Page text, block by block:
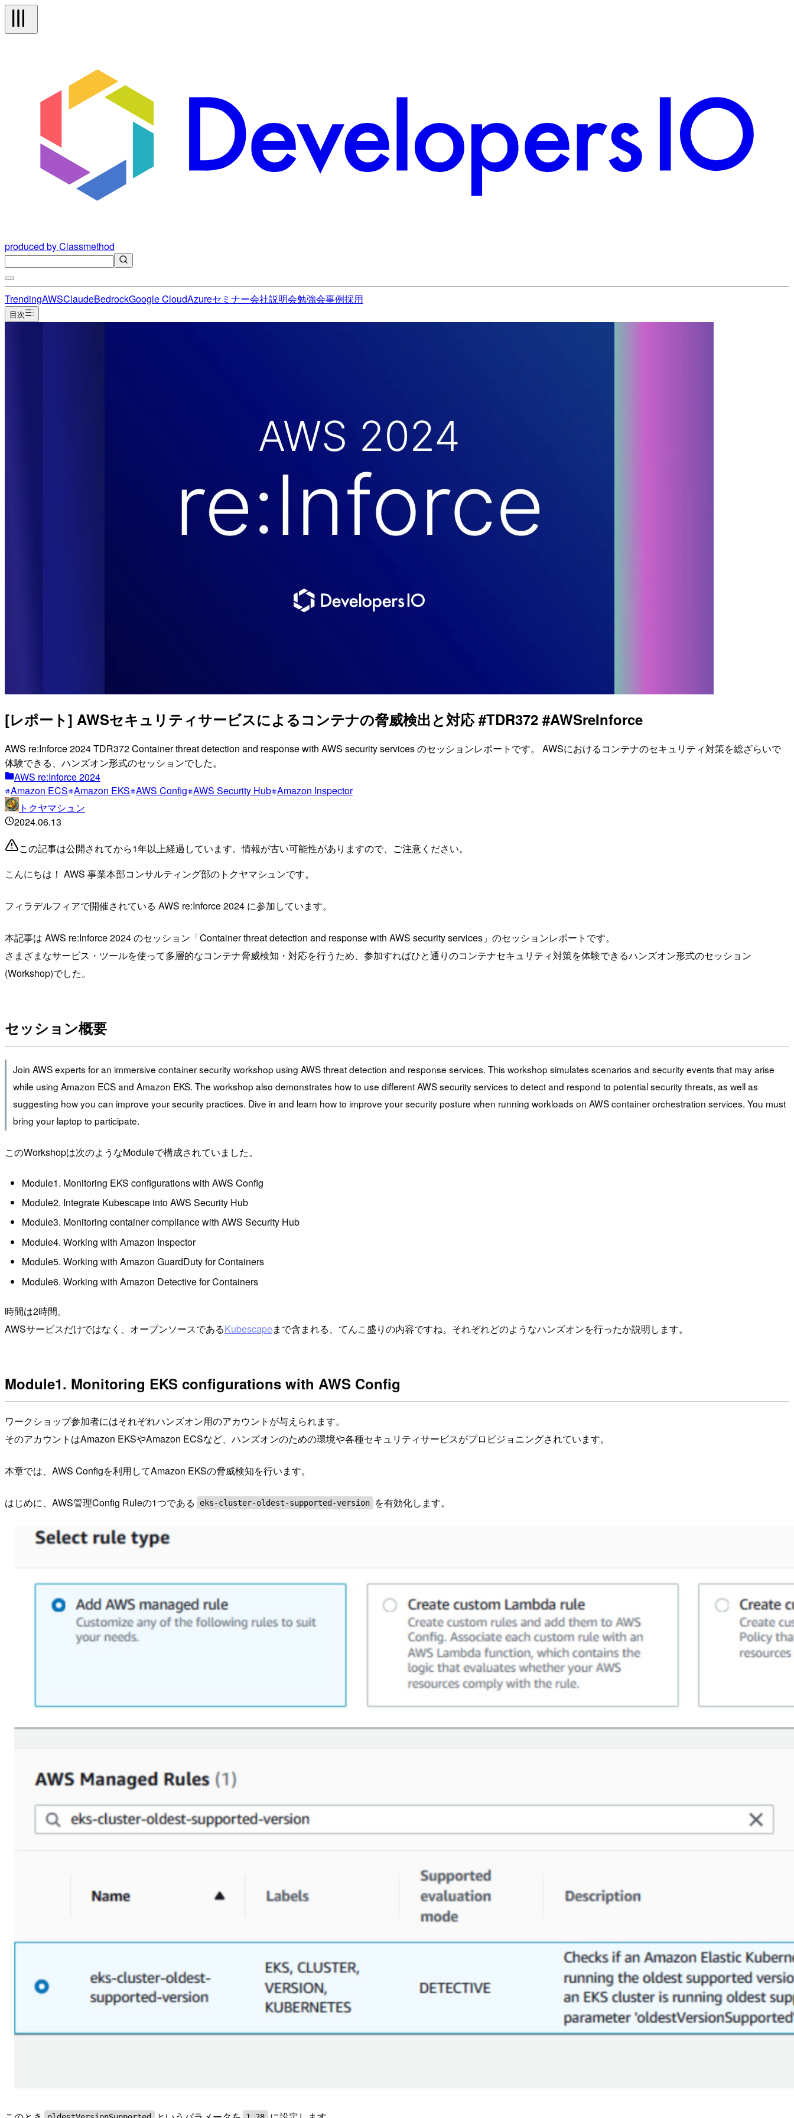
produced by Classmethod
TrendingAWSClaudeBedrockGoogle CloudAzureセミナー会社説明会勉強会事例採用
目次
[レポート] AWSセキュリティサービスによるコンテナの脅威検出と対応 #TDR372 #AWSreInforce
AWS re:Inforce 2024 TDR372 Container threat detection and response with AWS security services のセッションレポートです。 AWSにおけるコンテナのセキュリティ対策を総ざらいで
体験できる、ハンズオン形式のセッションでした。
AWS re:Inforce 2024
Amazon ECS Amazon EKS AWS Config AWS Security Hub Amazon Inspector
トクヤマシュン
2024.06.13
この記事は公開されてから1年以上経過しています。情報が古い可能性がありますので、ご注意ください。
こんにちは！ AWS 事業本部コンサルティング部のトクヤマシュンです。
フィラデルフィアで開催されている AWS re:Inforce 2024 に参加しています。
本記事は AWS re:Inforce 2024 のセッション「Container threat detection and response with AWS security services」のセッションレポートです。
さまざまなサービス・ツールを使って多層的なコンテナ脅威検知・対応を行うため、参加すればひと通りのコンテナセキュリティ対策を体験できるハンズオン形式のセッション
(Workshop)でした。
セッション概要
Join AWS experts for an immersive container security workshop using AWS threat detection and response services. This workshop simulates scenarios and security events that may arise
while using Amazon ECS and Amazon EKS. The workshop also demonstrates how to use different AWS security services to detect and respond to potential security threats, as well as
suggesting how you can improve your security practices. Dive in and learn how to improve your security posture when running workloads on AWS container orchestration services. You must
bring your laptop to participate.
このWorkshopは次のようなModuleで構成されていました。
Module1. Monitoring EKS configurations with AWS Config
Module2. Integrate Kubescape into AWS Security Hub
Module3. Monitoring container compliance with AWS Security Hub
Module4. Working with Amazon Inspector
Module5. Working with Amazon GuardDuty for Containers
Module6. Working with Amazon Detective for Containers
時間は2時間。
AWSサービスだけではなく、オープンソースであるKubescapeまで含まれる、てんこ盛りの内容ですね。それぞれどのようなハンズオンを行ったか説明します。
Module1. Monitoring EKS configurations with AWS Config
ワークショップ参加者にはそれぞれハンズオン用のアカウントが与えられます。
そのアカウントはAmazon EKSやAmazon ECSなど、ハンズオンのための環境や各種セキュリティサービスがプロビジョニングされています。
本章では、AWS Configを利用してAmazon EKSの脅威検知を行います。
はじめに、AWS管理Config Ruleの1つである eks-cluster-oldest-supported-version を有効化します。